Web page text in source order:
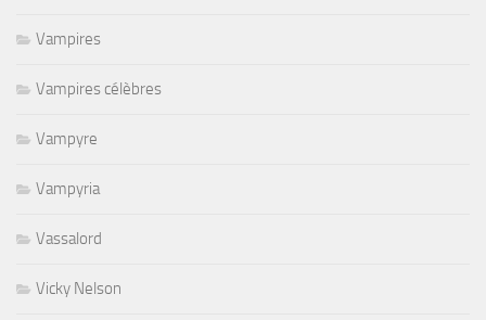
Vampires
Vampires célèbres
Vampyre
Vampyria
Vassalord
Vicky Nelson